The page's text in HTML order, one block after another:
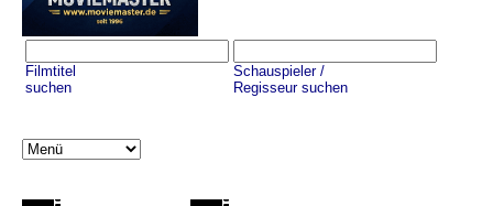
Filmtitel
suchen
Schauspieler /
Regisseur suchen